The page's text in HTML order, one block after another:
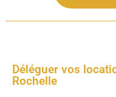
Déléguer vos
Rochelle